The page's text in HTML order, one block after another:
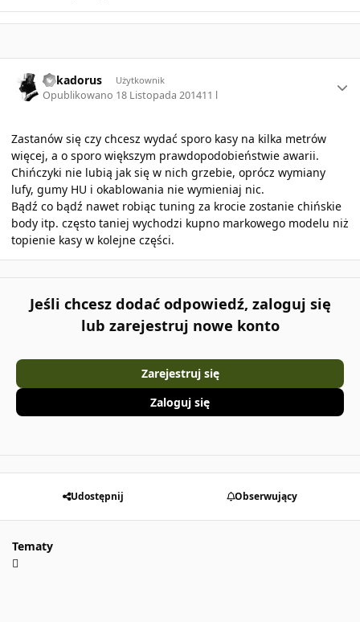
Mikadorus Użytkownik
Opublikowano 18 Listopada 201411 l
Zastanów się czy chcesz wydać sporo kasy na kilka metrów
więcej, a o sporo większym prawdopodobieństwie awarii.
Chińczyki nie lubią jak się w nich grzebie, oprócz wymiany
lufy, gumy HU i okablowania nie wymieniaj nic.
Bądź co bądź nawet robiąc tuning za krocie zostanie chińskie
body itp. często taniej wychodzi kupno markowego modelu niż
topienie kasy w kolejne części.
Jeśli chcesz dodać odpowiedź, zaloguj się
lub zarejestruj nowe konto
Zarejestruj się
Zaloguj się
Udostępnij Obserwujący
Tematy